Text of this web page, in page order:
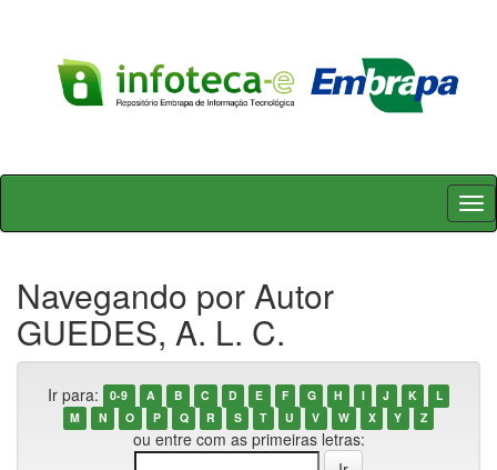
Skip
Navegando por Autor
GUEDES, A. L. C.
Ir para: 0-9 A B C D E F G H I J K
L
M
N O P Q R S T U V W X Y Z
ou entre com as primeiras letras: